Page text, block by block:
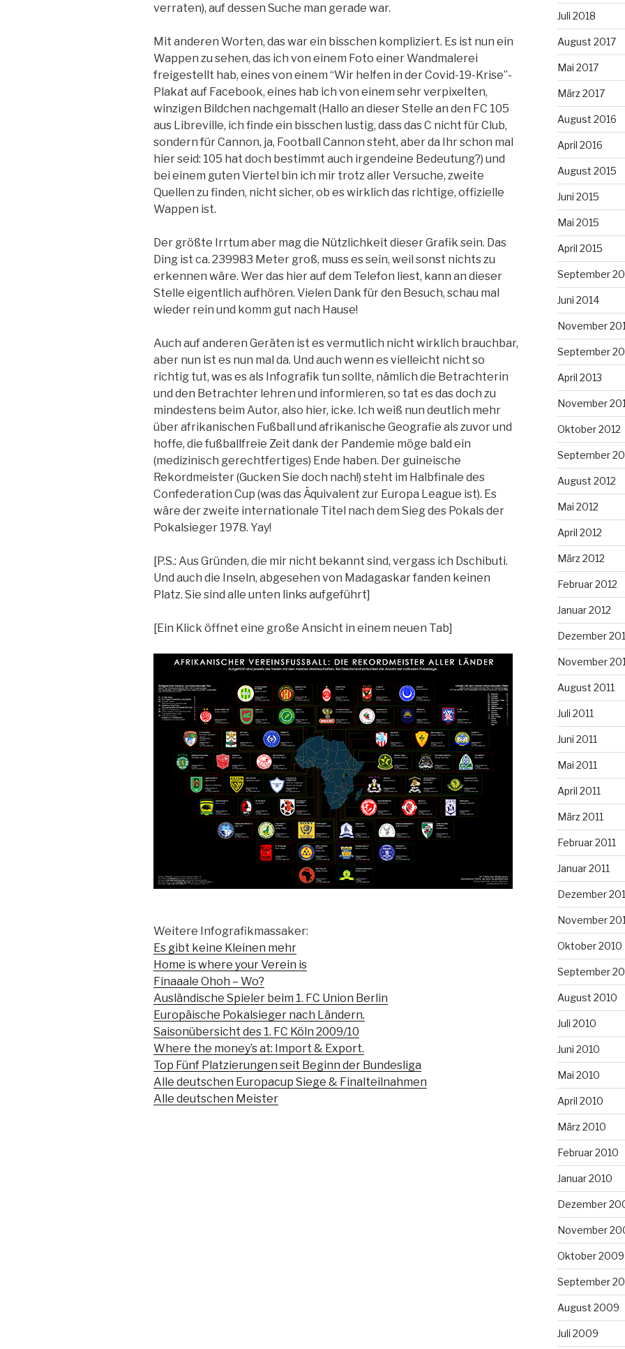
verraten), auf dessen Suche man gerade war.
Mit anderen Worten, das war ein bisschen kompliziert. Es ist nun ein
Wappen zu sehen, das ich von einem Foto einer Wandmalerei
freigestellt hab, eines von einem “Wir helfen in der Covid-19-Krise”-
Plakat auf Facebook, eines hab ich von einem sehr verpixelten,
winzigen Bildchen nachgemalt (Hallo an dieser Stelle an den FC 105
aus Libreville, ich finde ein bisschen lustig, dass das C nicht für Club,
sondern für Cannon, ja, Football Cannon steht, aber da Ihr schon mal
hier seid: 105 hat doch bestimmt auch irgendeine Bedeutung?) und
bei einem guten Viertel bin ich mir trotz aller Versuche, zweite
Quellen zu finden, nicht sicher, ob es wirklich das richtige, offizielle
Wappen ist.
Der größte Irrtum aber mag die Nützlichkeit dieser Grafik sein. Das
Ding ist ca. 239983 Meter groß, muss es sein, weil sonst nichts zu
erkennen wäre. Wer das hier auf dem Telefon liest, kann an dieser
Stelle eigentlich aufhören. Vielen Dank für den Besuch, schau mal
wieder rein und komm gut nach Hause!
Auch auf anderen Geräten ist es vermutlich nicht wirklich brauchbar,
aber nun ist es nun mal da. Und auch wenn es vielleicht nicht so
richtig tut, was es als Infografik tun sollte, nämlich die Betrachterin
und den Betrachter lehren und informieren, so tat es das doch zu
mindestens beim Autor, also hier, icke. Ich weiß nun deutlich mehr
über afrikanischen Fußball und afrikanische Geografie als zuvor und
hoffe, die fußballfreie Zeit dank der Pandemie möge bald ein
(medizinisch gerechtfertiges) Ende haben. Der guineische
Rekordmeister (Gucken Sie doch nach!) steht im Halbfinale des
Confederation Cup (was das Äquivalent zur Europa League ist). Es
wäre der zweite internationale Titel nach dem Sieg des Pokals der
Pokalsieger 1978. Yay!
[P.S.: Aus Gründen, die mir nicht bekannt sind, vergass ich Dschibuti.
Und auch die Inseln, abgesehen von Madagaskar fanden keinen
Platz. Sie sind alle unten links aufgeführt]
[Ein Klick öffnet eine große Ansicht in einem neuen Tab]
Weitere Infografikmassaker:
Es gibt keine Kleinen mehr
Home is where your Verein is
Finaaale Ohoh – Wo?
Ausländische Spieler beim 1. FC Union Berlin
Europäische Pokalsieger nach Ländern.
Saisonübersicht des 1. FC Köln 2009/10
Where the money’s at: Import & Export.
Top Fünf Platzierungen seit Beginn der Bundesliga
Alle deutschen Europacup Siege & Finalteilnahmen
Alle deutschen Meister
Juli 2018
August 2017
Mai 2017
März 2017
August 2016
April 2016
August 2015
Juni 2015
Mai 2015
April 2015
September
Juni 2014
November
September
April 2013
November
Oktober 2012
September
August 2012
Mai 2012
April 2012
März 2012
Februar 2012
Januar 2012
Dezember
November
August 2011
Juli 2011
Juni 2011
Mai 2011
April 2011
März 2011
Februar 2011
Januar 2011
Dezember
November
Oktober 2010
September
August 2010
Juli 2010
Juni 2010
Mai 2010
April 2010
März 2010
Februar 2010
Januar 2010
Dezember
November
Oktober 2009
September
August 2009
Juli 2009